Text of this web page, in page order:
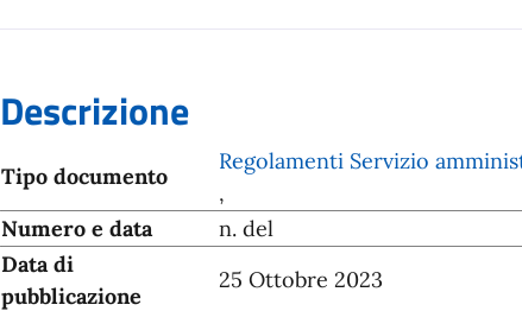
Descrizione
Tipo documento
Regolamenti Servizio
,
Numero e data
n. del
Data di
pubblicazione
25 Ottobre 2023